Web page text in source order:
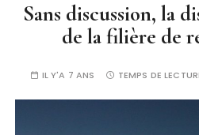
Sans discussion, la
de la filière de
IL Y'A 7 ANS TEMPS DE